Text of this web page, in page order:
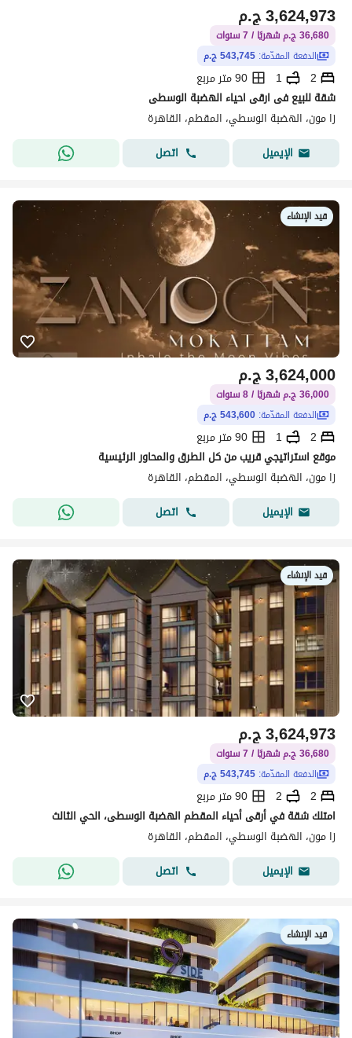
ج.م3,624,973
36,680 ج.م شهريًا / 7 سنوات
الدفعة المقدّمة: 543,745 ج.م
2
1
90 متر مربع
شقة للبيع فى ارقى احياء الهضبة الوسطى
زا مون، الهضبة الوسطي، المقطم، القاهرة
الإيميل
اتصل
قيد الإنشاء
ج.م3,624,000
36,000 ج.م شهريًا / 8 سنوات
الدفعة المقدّمة: 543,600 ج.م
2
1
90 متر مربع
موقع استراتيجي قريب من كل الطرق والمحاور الرئيسية
زا مون، الهضبة الوسطي، المقطم، القاهرة
الإيميل
اتصل
قيد الإنشاء
ج.م3,624,973
36,680 ج.م شهريًا / 7 سنوات
الدفعة المقدّمة: 543,745 ج.م
2
2
90 متر مربع
امتلك شقة في أرقى أحياء المقطم الهضبة الوسطى، الحي الثالث
زا مون، الهضبة الوسطي، المقطم، القاهرة
الإيميل
اتصل
قيد الإنشاء